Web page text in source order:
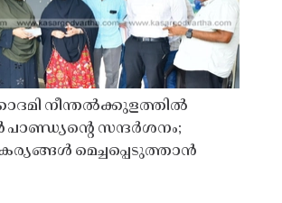
നീന്തൽക്കുളത്തിൽ
സന്ദർശനം;
മെച്ചപ്പെടുത്താൻ